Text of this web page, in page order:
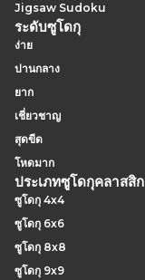
Jigsaw Sudoku
ระดับซูโดกุ
ง่าย
ปานกลาง
ยาก
เชี่ยวชาญ
สุดขีด
โหดมาก
ประเภทซูโดกุคลาสสิก
ซูโดกุ 4x4
ซูโดกุ 6x6
ซูโดกุ 8x8
ซูโดกุ 9x9